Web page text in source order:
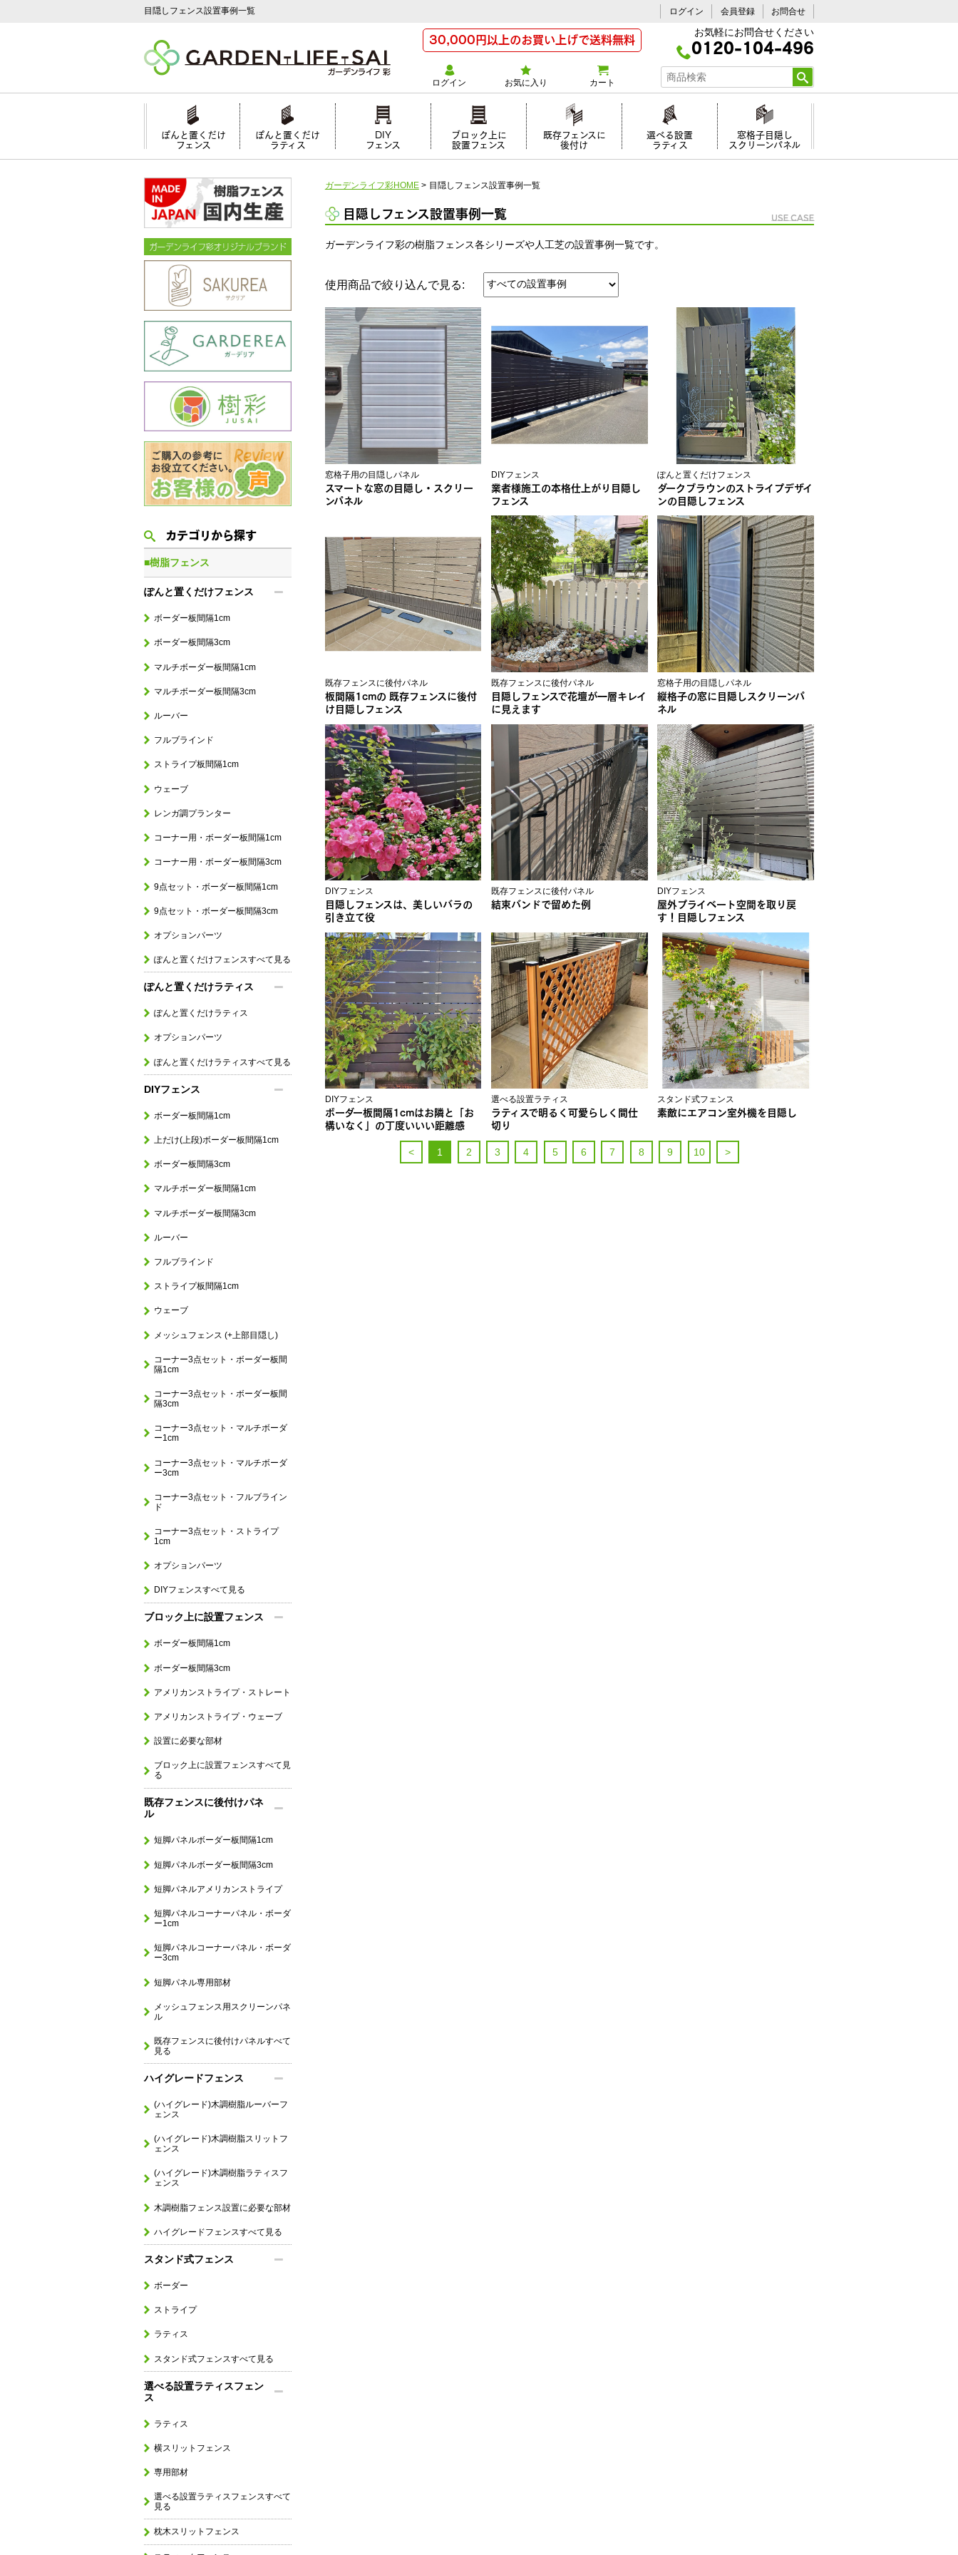
目隠しフェンス設置事例一覧 ログイン 会員登録 お問合せ
30,000円以上のお買い上げで送料無料 お気軽にお問合せください
0120-104-496
ログイン お気に入り カート
ぽんと置くだけ
フェンス
ぽんと置くだけ
ラティス
DIY
フェンス
ブロック上に
設置フェンス
既存フェンスに
後付け
選べる設置
ラティス
窓格子目隠し
スクリーンパネル
カテゴリから探す
■樹脂フェンス
ぽんと置くだけフェンス
ボーダー板間隔1cm
ボーダー板間隔3cm
マルチボーダー板間隔1cm
マルチボーダー板間隔3cm
ルーバー
フルブラインド
ストライプ板間隔1cm
ウェーブ
レンガ調プランター
コーナー用・ボーダー板間隔1cm
コーナー用・ボーダー板間隔3cm
9点セット・ボーダー板間隔1cm
9点セット・ボーダー板間隔3cm
オプションパーツ
ぽんと置くだけフェンスすべて見る
ぽんと置くだけラティス
ぽんと置くだけラティス
オプションパーツ
ぽんと置くだけラティスすべて見る
DIYフェンス
ボーダー板間隔1cm
上だけ(上段)ボーダー板間隔1cm
ボーダー板間隔3cm
マルチボーダー板間隔1cm
マルチボーダー板間隔3cm
ルーバー
フルブラインド
ストライプ板間隔1cm
ウェーブ
メッシュフェンス (+上部目隠し)
コーナー3点セット・ボーダー板間
隔1cm
コーナー3点セット・ボーダー板間
隔3cm
コーナー3点セット・マルチボーダ
ー1cm
コーナー3点セット・マルチボーダ
ー3cm
コーナー3点セット・フルブライン
ド
コーナー3点セット・ストライプ
1cm
オプションパーツ
DIYフェンスすべて見る
ブロック上に設置フェンス
ボーダー板間隔1cm
ボーダー板間隔3cm
アメリカンストライプ・ストレート
アメリカンストライプ・ウェーブ
設置に必要な部材
ブロック上に設置フェンスすべて見
る
既存フェンスに後付けパネ
ル
短脚パネルボーダー板間隔1cm
短脚パネルボーダー板間隔3cm
短脚パネルアメリカンストライプ
短脚パネルコーナーパネル・ボーダ
ー1cm
短脚パネルコーナーパネル・ボーダ
ー3cm
短脚パネル専用部材
メッシュフェンス用スクリーンパネ
ル
既存フェンスに後付けパネルすべて
見る
ハイグレードフェンス
(ハイグレード)木調樹脂ルーバーフ
ェンス
(ハイグレード)木調樹脂スリットフ
ェンス
(ハイグレード)木調樹脂ラティスフ
ェンス
木調樹脂フェンス設置に必要な部材
ハイグレードフェンスすべて見る
スタンド式フェンス
ボーダー
ストライプ
ラティス
スタンド式フェンスすべて見る
選べる設置ラティスフェン
ス
ラティス
横スリットフェンス
専用部材
選べる設置ラティスフェンスすべて
見る
枕木スリットフェンス
ガーデンライフ彩HOME > 目隠しフェンス設置事例一覧
目隠しフェンス設置事例一覧 Use Case
ガーデンライフ彩の樹脂フェンス各シリーズや人工芝の設置事例一覧です。
使用商品で絞り込んで見る:
窓格子用の目隠しパネル
スマートな窓の目隠し・スクリー
ンパネル
DIYフェンス
業者様施工の本格仕上がり目隠し
フェンス
ぽんと置くだけフェンス
ダークブラウンのストライプデザイ
ンの目隠しフェンス
既存フェンスに後付パネル
板間隔1cmの 既存フェンスに後付
け目隠しフェンス
既存フェンスに後付パネル
目隠しフェンスで花壇が一層キレイ
に見えます
窓格子用の目隠しパネル
縦格子の窓に目隠しスクリーンパ
ネル
DIYフェンス
目隠しフェンスは、美しいバラの
引き立て役
既存フェンスに後付パネル
結束バンドで留めた例
DIYフェンス
屋外プライベート空間を取り戻
す！目隠しフェンス
DIYフェンス
ボーダー板間隔1cmはお隣と「お
構いなく」の丁度いいい距離感
選べる設置ラティス
ラティスで明るく可愛らしく間仕
切り
スタンド式フェンス
素敵にエアコン室外機を目隠し
< 1 2 3 4 5 6 7 8 9 10 >